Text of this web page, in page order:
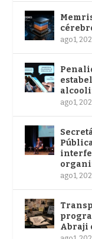
ago 1,
ago 1,
ago 1,
Abraji